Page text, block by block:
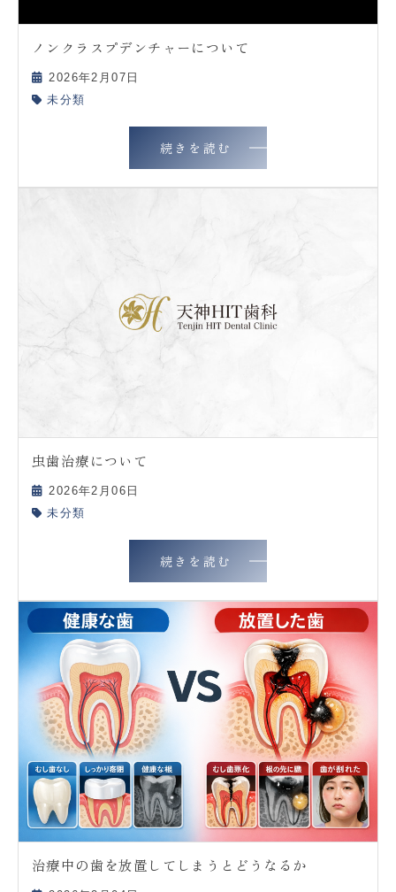
ノンクラスプデンチャーについて
2026年2月07日
未分類
続きを読む
虫歯治療について
2026年2月06日
未分類
続きを読む
治療中の歯を放置してしまうとどうなるか